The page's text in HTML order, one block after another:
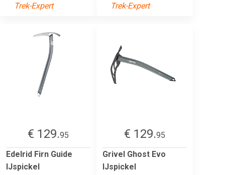
Trek-Expert Trek-Expert
€ 129.95
Edelrid Firn Guide
IJspickel
€ 129.95
Grivel Ghost Evo
IJspickel